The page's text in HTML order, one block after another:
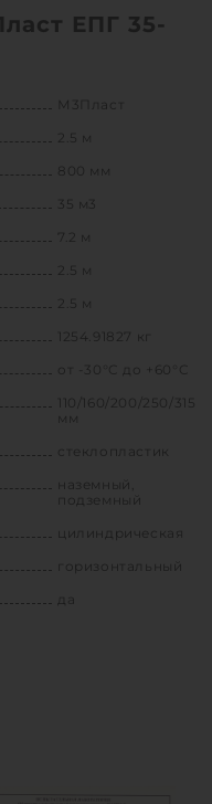
ЕПГ 35-
М3Пласт
2.5 м
800 мм
35 м3
7.2 м
2.5 м
2.5 м
1254.91827 кг
от -30°C до +60°C
110/160/200/250/315
мм
стеклопластик
наземный,
подземный
цилиндрическая
горизонтальный
да